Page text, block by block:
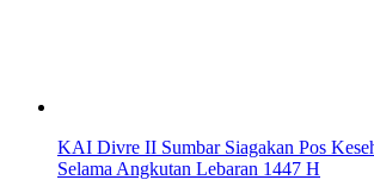
KAI Divre II Sumbar Siagakan Pos
Selama Angkutan Lebaran 1447 H